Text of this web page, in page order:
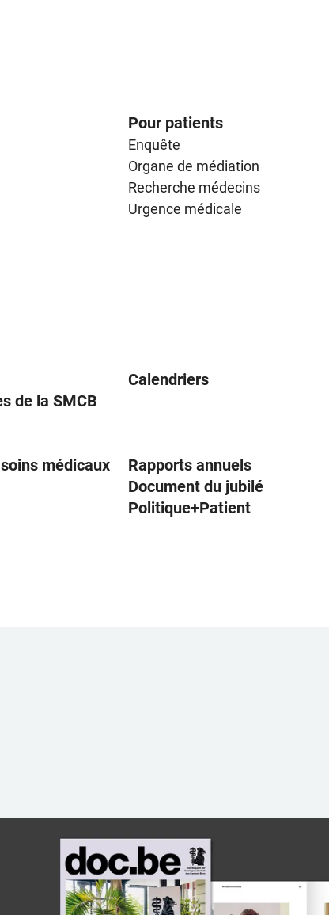
Pour patients
Enquête
Organe de médiation
Recherche médecins
Urgence médicale
de la SMCB
Calendriers
médicaux
Rapports annuels
Document du jubilé
Politique+Patient